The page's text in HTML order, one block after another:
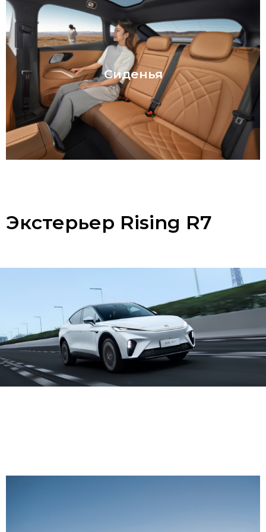
Сиденья
Сиденья передние и задние с обогревом,
вентиляцией функцией массажа
Экстерьер Rising R7